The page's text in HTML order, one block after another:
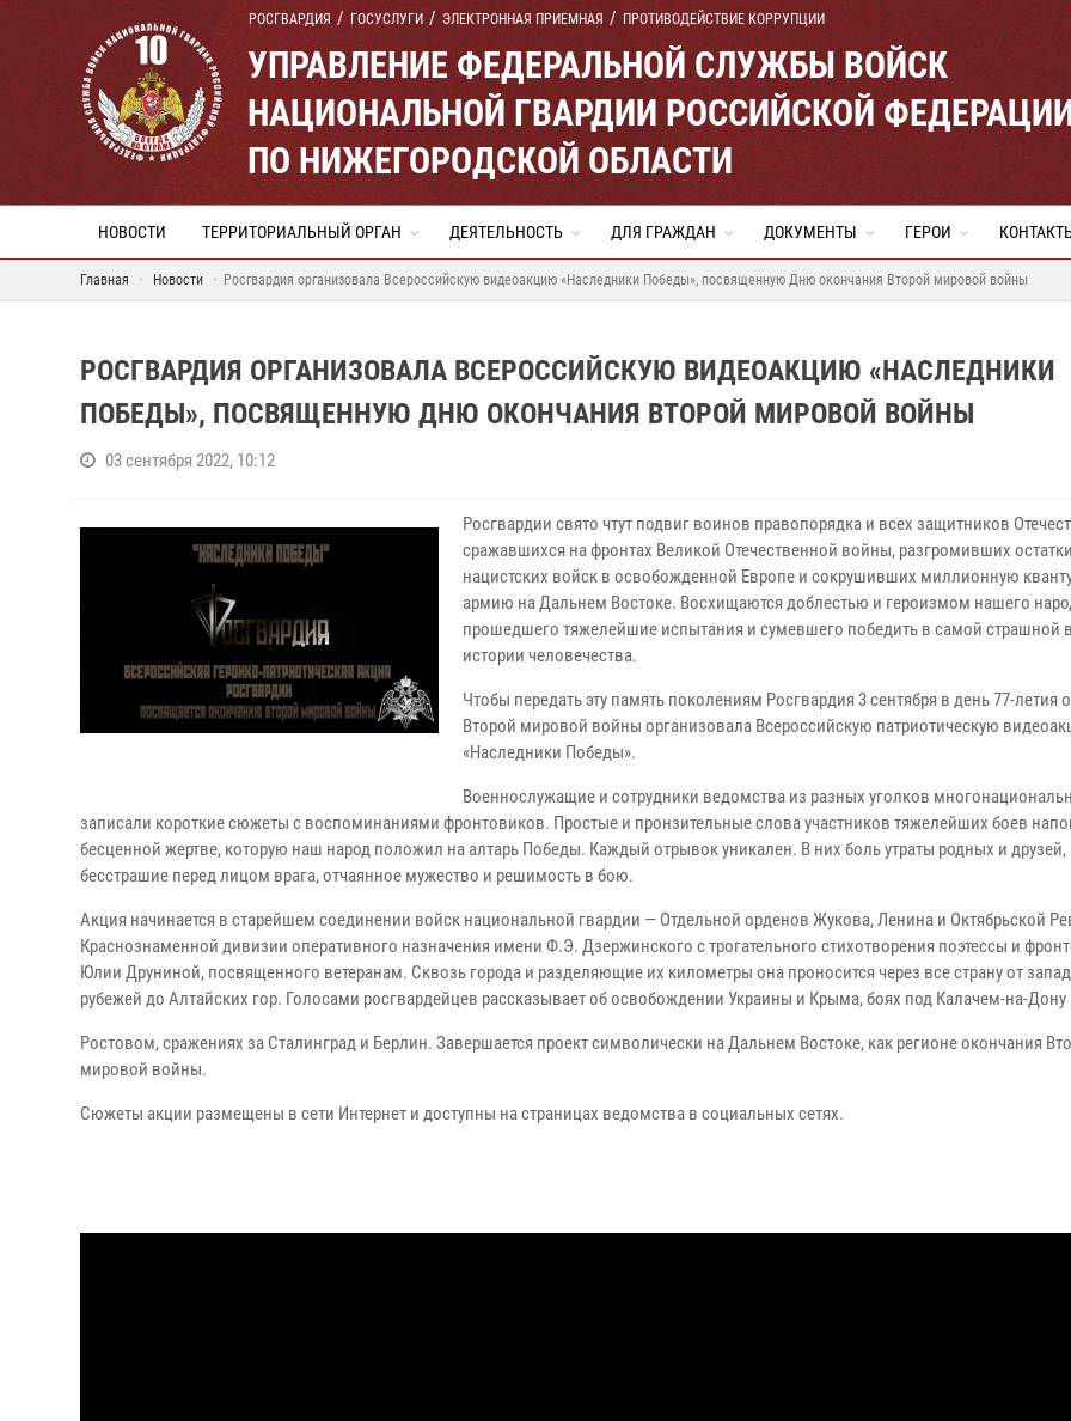
РОСГВАРДИЯ ГОСУСЛУГИ ЭЛЕКТРОННАЯ ПРИЕМНАЯ ПРОТИВОДЕЙСТВИЕ КОРРУПЦИИ
УПРАВЛЕНИЕ ФЕДЕРАЛЬНОЙ СЛУЖБЫ ВОЙСК
НАЦИОНАЛЬНОЙ ГВАРДИИ РОССИЙСКОЙ
ПО НИЖЕГОРОДСКОЙ ОБЛАСТИ
НОВОСТИ ТЕРРИТОРИАЛЬНЫЙ ОРГАН ДЕЯТЕЛЬНОСТЬ ДЛЯ ГРАЖДАН ДОКУМЕНТЫ ГЕРОИ
Главная Новости Росгвардия организовала Всероссийскую видеоакцию «Наследники Победы», посвященную Дню окончания Второй мировой войны
РОСГВАРДИЯ ОРГАНИЗОВАЛА ВСЕРОССИЙСКУЮ ВИДЕОАКЦИЮ «НАСЛЕДНИКИ
ПОБЕДЫ», ПОСВЯЩЕННУЮ ДНЮ ОКОНЧАНИЯ ВТОРОЙ МИРОВОЙ ВОЙНЫ
03 сентября 2022, 10:12
Росгвардии свято чтут подвиг воинов правопорядка и всех защитников
сражавшихся на фронтах Великой Отечественной войны, разгромивших остатки
нацистских войск в освобожденной Европе и сокрушивших миллионную
армию на Дальнем Востоке. Восхищаются доблестью и героизмом нашего
прошедшего тяжелейшие испытания и сумевшего победить в самой страшной
истории человечества.
Чтобы передать эту память поколениям Росгвардия 3 сентября в день 77-летия
Второй мировой войны организовала Всероссийскую патриотическую
«Наследники Победы».
Военнослужащие и сотрудники ведомства из разных уголков
записали короткие сюжеты с воспоминаниями фронтовиков. Простые и пронзительные слова участников тяжелейших боев
бесценной жертве, которую наш народ положил на алтарь Победы. Каждый отрывок уникален. В них боль утраты родных и друзей,
бесстрашие перед лицом врага, отчаянное мужество и решимость в бою.
Акция начинается в старейшем соединении войск национальной гвардии — Отдельной орденов Жукова, Ленина и Октябрьской
Краснознаменной дивизии оперативного назначения имени Ф.Э. Дзержинского с трогательного стихотворения поэтессы и
Юлии Друниной, посвященного ветеранам. Сквозь города и разделяющие их километры она проносится через все страну от
рубежей до Алтайских гор. Голосами росгвардейцев рассказывает об освобождении Украины и Крыма, боях под Калачем-на-Дону
Ростовом, сражениях за Сталинград и Берлин. Завершается проект символически на Дальнем Востоке, как регионе окончания
мировой войны.
Сюжеты акции размещены в сети Интернет и доступны на страницах ведомства в социальных сетях.